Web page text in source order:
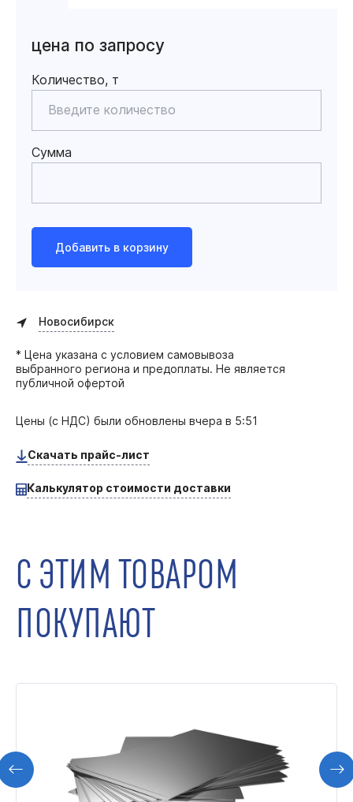
цена по запросу
Количество, т
Сумма
Добавить в корзину
Новосибирск
* Цена указана с условием самовывоза
выбранного региона и предоплаты. Не является
публичной офертой
Цены (с НДС) были обновлены вчера в 5:51
Скачать прайс-лист
Калькулятор стоимости доставки
С ЭТИМ ТОВАРОМ
ПОКУПАЮТ